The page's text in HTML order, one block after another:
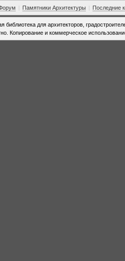
| Памятники Архитектуры | Последние
библиотека для архитекторов,
Копирование и коммерческое